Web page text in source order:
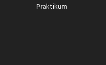
Praktikum